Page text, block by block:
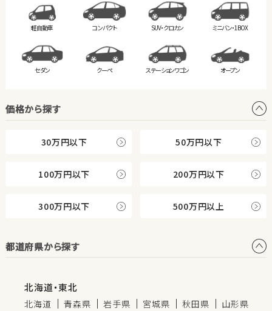
軽自動車 コンパクト SUV・クロカン ミニバン・1BOX
セダン クーペ ステーションワゴン オープン
価格から探す
30万円以下 50万円以下
100万円以下 200万円以下
300万円以下 500万円以上
都道府県から探す
北海道・東北
北海道 青森県 岩手県 宮城県 秋田県
山形県